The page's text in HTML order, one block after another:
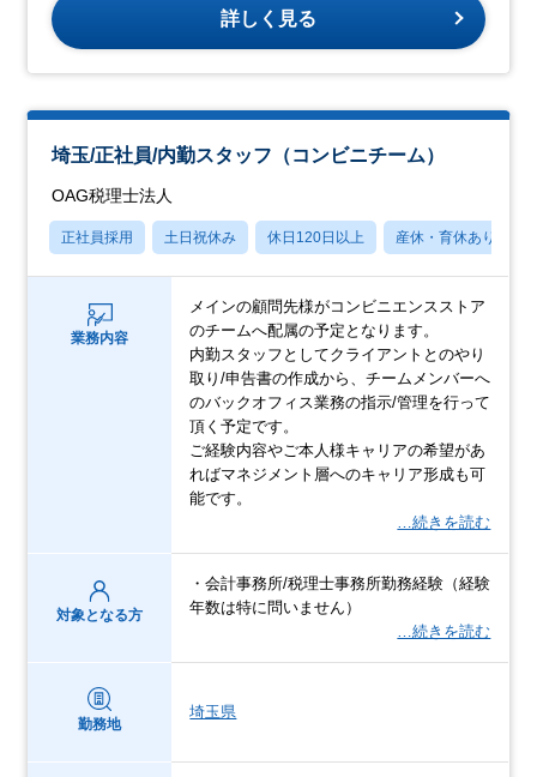
詳しく見る
埼玉/正社員/内勤スタッフ（コンビニチーム）
OAG税理士法人
正社員採用 土日祝休み 休日120日以上 産休・育休あり
業務内容
メインの顧問先様がコンビニエンスストア
のチームへ配属の予定となります。
内勤スタッフとしてクライアントとのやり
取り/申告書の作成から、チームメンバーへ
のバックオフィス業務の指示/管理を行って
頂く予定です。
ご経験内容やご本人様キャリアの希望があ
ればマネジメント層へのキャリア形成も可
能です。
…続きを読む
対象となる方
・会計事務所/税理士事務所勤務経験（経験
年数は特に問いません）
…続きを読む
勤務地
埼玉県